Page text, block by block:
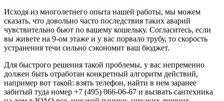
Исходя из многолетнего опыта нашей работы, мы можем
сказать, что довольно часто последствия таких аварий
чувствительно бьют по вашему кошельку. Согласитесь, если
вы живете на 9-ом этаже и у вас порвало трубу, то скорость
устранения течи сильно сэкономит ваш бюджет.
Для быстрого решения такой проблемы, у вас непременно
должен быть отработан конкретный алгоритм действий,
например вот такой: взять телефон, найти в нем заранее
забитый туда номер +7 (495) 066-06-67 и вызвать сантехника